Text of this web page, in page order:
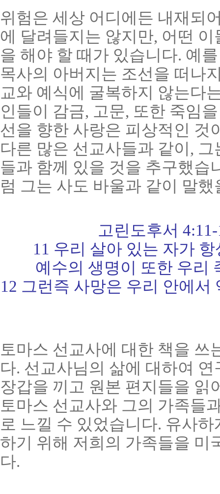
위험은 세상 어디에든 내재되
에 달려들지는 않지만, 어떤
을 해야 할 때가 있습니다. 예
목사의 아버지는 조선을 떠나
교와 예식에 굴복하지 않는다
인들이 감금, 고문, 또한 죽임
선을 향한 사랑은 피상적인 것
다른 많은 선교사들과 같이,
들과 함께 있을 것을 추구했습
럼 그는 사도 바울과 같이 말했
고린도후서
11 우리 살아 있는 자가
예수의 생명이 또한 우리
12 그런즉 사망은 우리 안에
토마스 선교사에 대한 책을
다. 선교사님의 삶에 대하여
장갑을 끼고 원본 편지들을 읽
토마스 선교사와 그의 가족들
로 느낄 수 있었습니다. 유사
하기 위해 저희의 가족들을 미
다.